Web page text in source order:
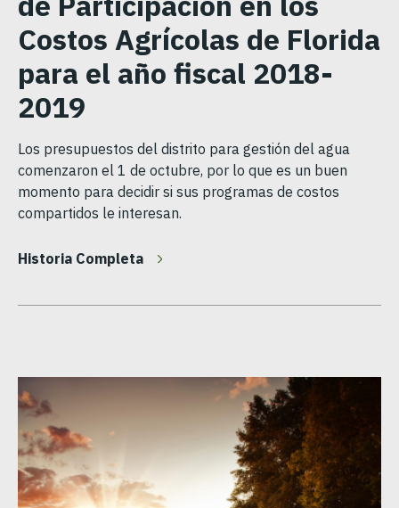
Costos Agrícolas de Florida
para el año fiscal 2018-
2019
Los presupuestos del distrito para gestión del agua
comenzaron el 1 de octubre, por lo que es un buen
momento para decidir si sus programas de costos
compartidos le interesan.
Historia Completa